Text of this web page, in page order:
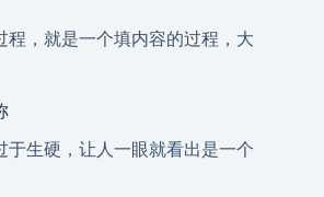
程，就是一个填内容的过程，大
于生硬，让人一眼就看出是一个